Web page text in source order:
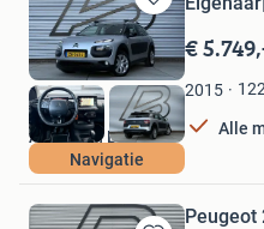
Bewaren
in
Mijn
Favorieten
Navigatie
€
2015
Alle
Autobaan B.V.
Lelystad
Peugeot